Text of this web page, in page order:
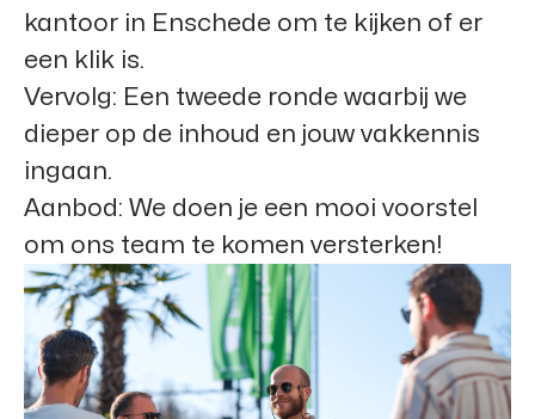
kantoor in Enschede om te kijken of er
een klik is.
Vervolg: Een tweede ronde waarbij we
dieper op de inhoud en jouw vakkennis
ingaan.
Aanbod: We doen je een mooi voorstel
om ons team te komen versterken!